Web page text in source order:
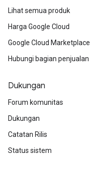
Lihat semua produk
Harga Google Cloud
Google Cloud Marketplace
Hubungi bagian penjualan
Dukungan
Forum komunitas
Dukungan
Catatan Rilis
Status sistem